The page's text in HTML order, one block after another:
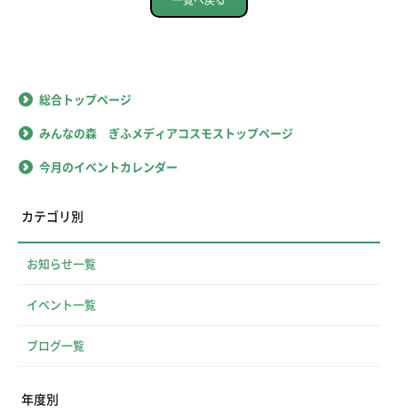
総合トップページ
みんなの森 ぎふメディアコスモストップページ
今月のイベントカレンダー
カテゴリ別
お知らせ一覧
イベント一覧
ブログ一覧
年度別